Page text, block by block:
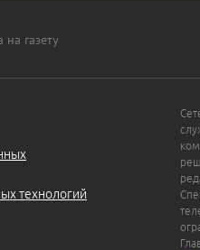
на газету
технологий